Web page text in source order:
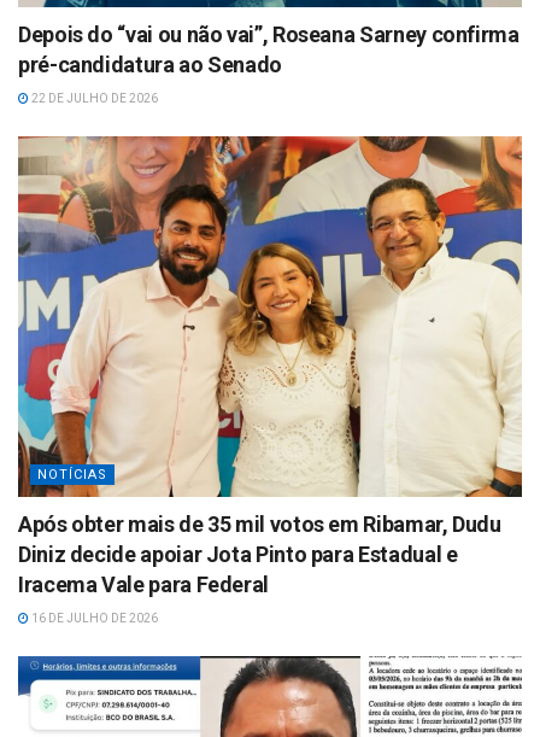
Depois do “vai ou não vai”, Roseana Sarney confirma
pré-candidatura ao Senado
22 DE JULHO DE 2026
NOTÍCIAS
Após obter mais de 35 mil votos em Ribamar, Dudu
Diniz decide apoiar Jota Pinto para Estadual e
Iracema Vale para Federal
16 DE JULHO DE 2026